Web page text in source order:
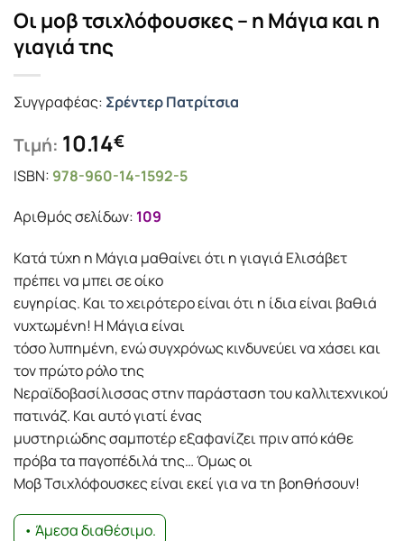
Οι μοβ τσιχλόφουσκες – η Μάγια και η
γιαγιά της
Συγγραφέας: Σρέντερ Πατρίτσια
Τιμή: 10.14€
ISBN: 978-960-14-1592-5
Αριθμός σελίδων: 109
Κατά τύχη η Μάγια μαθαίνει ότι η γιαγιά Ελισάβετ
πρέπει να μπει σε οίκο
ευγηρίας. Και το χειρότερο είναι ότι η ίδια είναι βαθιά
νυχτωμένη! Η Μάγια είναι
τόσο λυπημένη, ενώ συγχρόνως κινδυνεύει να χάσει και
τον πρώτο ρόλο της
Νεραϊδοβασίλισσας στην παράσταση του καλλιτεχνικού
πατινάζ. Και αυτό γιατί ένας
μυστηριώδης σαμποτέρ εξαφανίζει πριν από κάθε
πρόβα τα παγοπέδιλά της… Όμως οι
Μοβ Τσιχλόφουσκες είναι εκεί για να τη βοηθήσουν!
• Άμεσα διαθέσιμο.